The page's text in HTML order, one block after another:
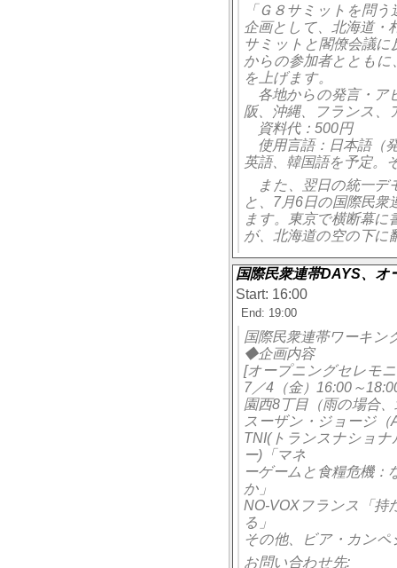
「Ｇ８サミットを問
企画として、北海道・
サミットと閣僚会議に
からの参加者ととも
を上げます。
各地からの発言・ア
阪、沖縄、フランス、
資料代：500円
使用言語：日本語（
英語、韓国語を予定。
また、翌日の統一デ
と、7月6日の国際民
ます。東京で横断幕
が、北海道の空の下に
国際民衆連帯DAYS、
Start: 16:00
End: 19:00
国際民衆連帯ワーキン
◆企画内容
[オープニングセレモ
7／4（金）16:00～
園西8丁目（雨の場合
スーザン・ジョージ（
TNI(トランスナショ
ー)「マネ
ーゲームと食糧危機
か」
NO-VOXフランス「持
る」
その他、ビア・カンペ
お問い合わせ先: